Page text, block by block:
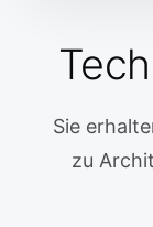
Sie
zu